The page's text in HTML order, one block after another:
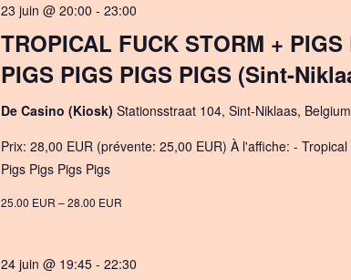
TROPICAL FUCK STORM + PIGS
PIGS PIGS PIGS PIGS (Sint-
23 juin @ 20:00 - 23:00
De Casino (Kiosk) Stationsstraat 104, Sint-Niklaas, Belgium
Prix: 28,00 EUR (prévente: 25,00 EUR) À l'affiche: -
Pigs Pigs Pigs Pigs
25.00 EUR – 28.00 EUR
24 juin @ 19:45- 22:30